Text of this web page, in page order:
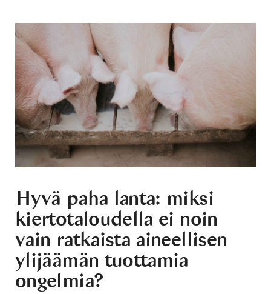
Hyvä paha lanta: miksi
kiertotaloudella ei noin
vain ratkaista aineellisen
ylijäämän tuottamia
ongelmia?